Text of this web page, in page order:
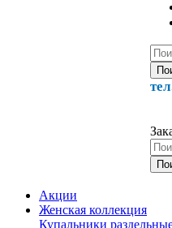
Акции
Женская коллекция
Купальники